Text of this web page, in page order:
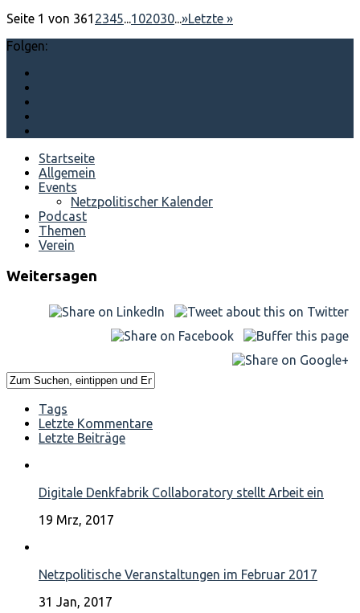
Seite 1 von 361 2345...102030...»Letzte »
Folgen:
Startseite
Allgemein
Events
Netzpolitischer Kalender
Podcast
Themen
Verein
Weitersagen
Tags
Letzte Kommentare
Letzte Beiträge
Digitale Denkfabrik Collaboratory stellt Arbeit ein
19 Mrz, 2017
Netzpolitische Veranstaltungen im Februar 2017
31 Jan, 2017